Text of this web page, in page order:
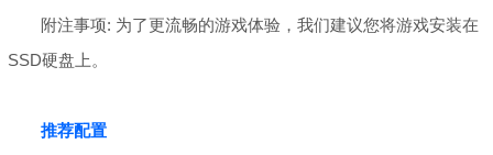
附注事项: 为了更流畅的游戏体验，我们建议您将游戏安装在
SSD硬盘上。
推荐配置